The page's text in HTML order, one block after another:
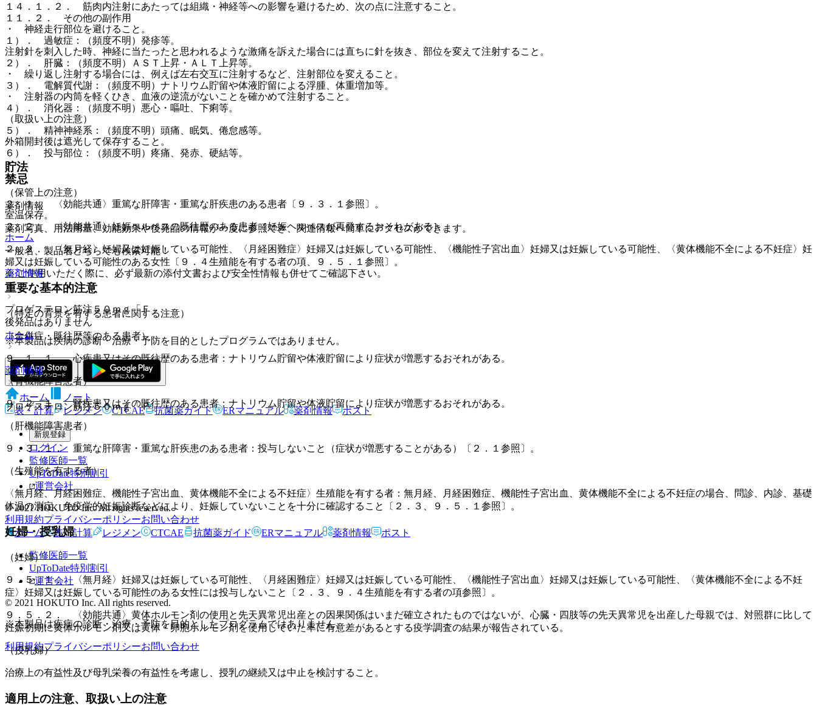
１４．１．２． 筋肉内注射にあたっては組織・神経等への影響を避けるため、次の点に注意すること。
・ 神経走行部位を避けること。
注射針を刺入した時、神経に当たったと思われるような激痛を訴えた場合には直ちに針を抜き、部位を変えて注射すること。
・ 繰り返し注射する場合には、例えば左右交互に注射するなど、注射部位を変えること。
・ 注射器の内筒を軽くひき、血液の逆流がないことを確かめて注射すること。
（取扱い上の注意）
外箱開封後は遮光して保存すること。
貯法
（保管上の注意）
室温保存。
ホーム
薬剤情報
プロゲステロン筋注５０ｍｇ「Ｆ」
後発品はありません
ホーム
薬剤情報
プロゲステロン筋注５０ｍｇ「Ｆ」
１１．２． その他の副作用
１）． 過敏症：（頻度不明）発疹等。
２）． 肝臓：（頻度不明）ＡＳＴ上昇・ＡＬＴ上昇等。
３）． 電解質代謝：（頻度不明）ナトリウム貯留や体液貯留による浮腫、体重増加等。
４）． 消化器：（頻度不明）悪心・嘔吐、下痢等。
５）． 精神神経系：（頻度不明）頭痛、眠気、倦怠感等。
６）． 投与部位：（頻度不明）疼痛、発赤、硬結等。
禁忌
２．１． 〈効能共通〉重篤な肝障害・重篤な肝疾患のある患者〔９．３．１参照〕。
２．２． 〈効能共通〉妊娠ヘルペスの既往歴のある患者［妊娠ヘルペスが再発するおそれがある］。
２．３． 〈無月経〉妊婦又は妊娠している可能性、〈月経困難症〉妊婦又は妊娠している可能性、〈機能性子宮出血〉妊婦又は妊娠している可能性、〈黄体機能不全による不妊症〉妊
婦又は妊娠している可能性のある女性〔９．４生殖能を有する者の項、９．５．１参照〕。
重要な基本的注意
（特定の背景を有する患者に関する注意）
（合併症・既往歴等のある患者）
９．１．１． 心疾患又はその既往歴のある患者：ナトリウム貯留や体液貯留により症状が増悪するおそれがある。
（腎機能障害患者）
９．２．１． 腎疾患又はその既往歴のある患者：ナトリウム貯留や体液貯留により症状が増悪するおそれがある。
（肝機能障害患者）
９．３．１． 重篤な肝障害・重篤な肝疾患のある患者：投与しないこと（症状が増悪することがある）〔２．１参照〕。
（生殖能を有する者）
〈無月経、月経困難症、機能性子宮出血、黄体機能不全による不妊症〉生殖能を有する者：無月経、月経困難症、機能性子宮出血、黄体機能不全による不妊症の場合、問診、内診、基礎
体温の測定、免疫学的妊娠診断などにより、妊娠していないことを十分に確認すること〔２．３、９．５．１参照〕。
妊婦・授乳婦
（妊婦）
９．５．１． 〈無月経〉妊婦又は妊娠している可能性、〈月経困難症〉妊婦又は妊娠している可能性、〈機能性子宮出血〉妊婦又は妊娠している可能性、〈黄体機能不全による不妊
症〉妊婦又は妊娠している可能性のある女性には投与しないこと〔２．３、９．４生殖能を有する者の項参照〕。
９．５．２． 〈効能共通〉黄体ホルモン剤の使用と先天異常児出産との因果関係はいまだ確立されたものではないが、心臓・四肢等の先天異常児を出産した母親では、対照群に比して
妊娠初期に黄体ホルモン剤又は黄体・卵胞ホルモン剤を使用していた率に有意差があるとする疫学調査の結果が報告されている。
（授乳婦）
治療上の有益性及び母乳栄養の有益性を考慮し、授乳の継続又は中止を検討すること。
適用上の注意、取扱い上の注意
薬剤情報
薬剤写真、用法用量、効能効果や後発品の情報が一度に参照でき、関連情報へ簡単にアクセスができます。
一般名、製品名どちらでも検索可能！
※ ご使用いただく際に、必ず最新の添付文書および安全性情報も併せてご確認下さい。
※本製品は疾病の診断・治療・予防を目的としたプログラムではありません。
ホーム
ノート
表・計算
レジメン CTCAE 抗菌薬ガイド ERマニュアル 薬剤情報 ポスト
新規登録
ログイン
監修医師一覧
UpToDate特別割引
運営会社
© 2021 HOKUTO Inc. All rights reserved.
利用規約プライバシーポリシーお問い合わせ
ホーム
表・計算 レジメン CTCAE 抗菌薬ガイド ERマニュアル 薬剤情報 ポスト
監修医師一覧
UpToDate特別割引
運営会社
© 2021 HOKUTO Inc. All rights reserved.
※本製品は疾病の診断・治療・予防を目的としたプログラムではありません。
利用規約プライバシーポリシーお問い合わせ